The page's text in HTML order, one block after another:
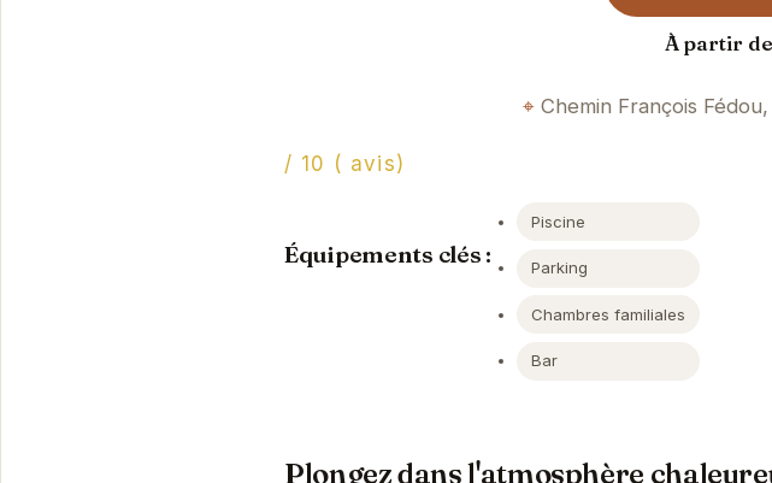
À partir
Chemin François
/ 10 ( avis)
Équipements clés :
Piscine
Parking
Chambres familiales
Bar
Plongez dans l'atmosphère